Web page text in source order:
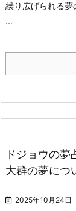
繰り広げられる
...
ドジョウの
大群の夢につ
2025年10月24日